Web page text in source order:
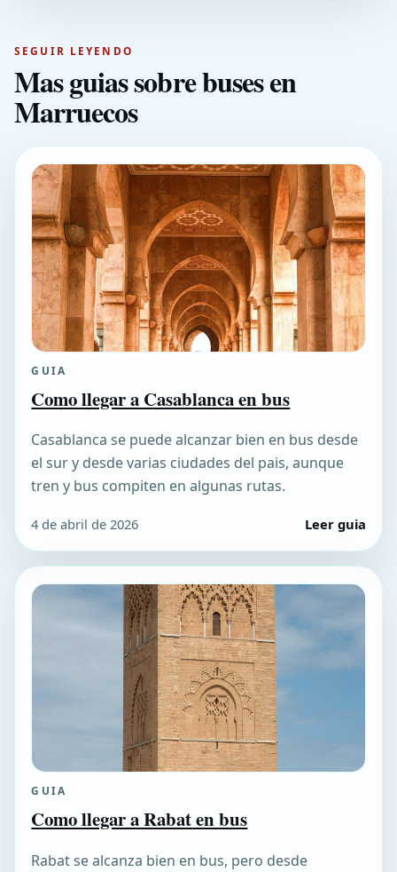
SEGUIR LEYENDO
Mas guias sobre buses en
Marruecos
GUIA
Como llegar a Casablanca en bus
Casablanca se puede alcanzar bien en bus desde
el sur y desde varias ciudades del pais, aunque
tren y bus compiten en algunas rutas.
4 de abril de 2026 Leer guia
GUIA
Como llegar a Rabat en bus
Rabat se alcanza bien en bus, pero desde